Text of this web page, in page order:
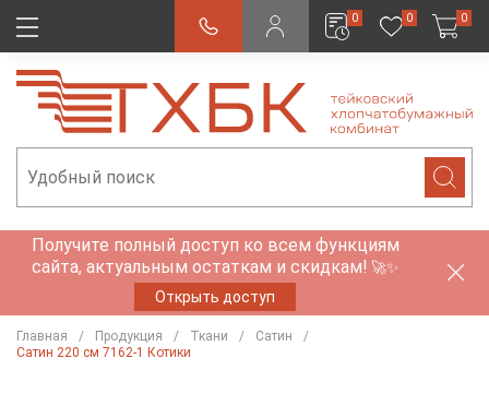
0 0 0
Получите полный доступ ко всем функциям
сайта, актуальным остаткам и скидкам! 🚀✨
Открыть доступ
Главная Продукция Ткани
Сатин
Сатин 220 см 7162-1 Котики